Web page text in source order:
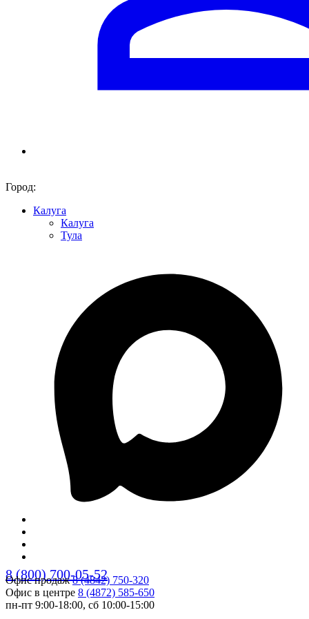
Город:
Калуга
Калуга
Тула
8 (800) 700-05-52
Офис продаж8 (4842) 750-320
Офис в центре 8 (4872) 585-650
пн-пт 9:00-18:00, сб 10:00-15:00